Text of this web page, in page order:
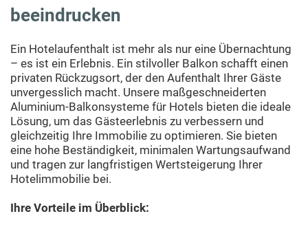
R
O
J
E
K
T
E
beeindrucken
Ein Hotelaufenthalt ist mehr als nur eine Übernachtung
– es ist ein Erlebnis. Ein stilvoller Balkon schafft einen
privaten Rückzugsort, der den Aufenthalt Ihrer Gäste
unvergesslich macht. Unsere maßgeschneiderten
Aluminium-Balkonsysteme für Hotels bieten die ideale
Lösung, um das Gästeerlebnis zu verbessern und
gleichzeitig Ihre Immobilie zu optimieren. Sie bieten
eine hohe Beständigkeit, minimalen Wartungsaufwand
und tragen zur langfristigen Wertsteigerung Ihrer
Hotelimmobilie bei.
Ihre Vorteile im Überblick: